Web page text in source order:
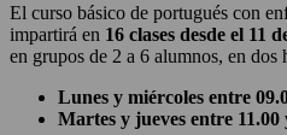
El curso básico de portugués con
impartirá en 16 clases desde el 11
en grupos de 2 a 6 alumnos, en dos
Lunes y miércoles entre
Martes y jueves entre 11.00